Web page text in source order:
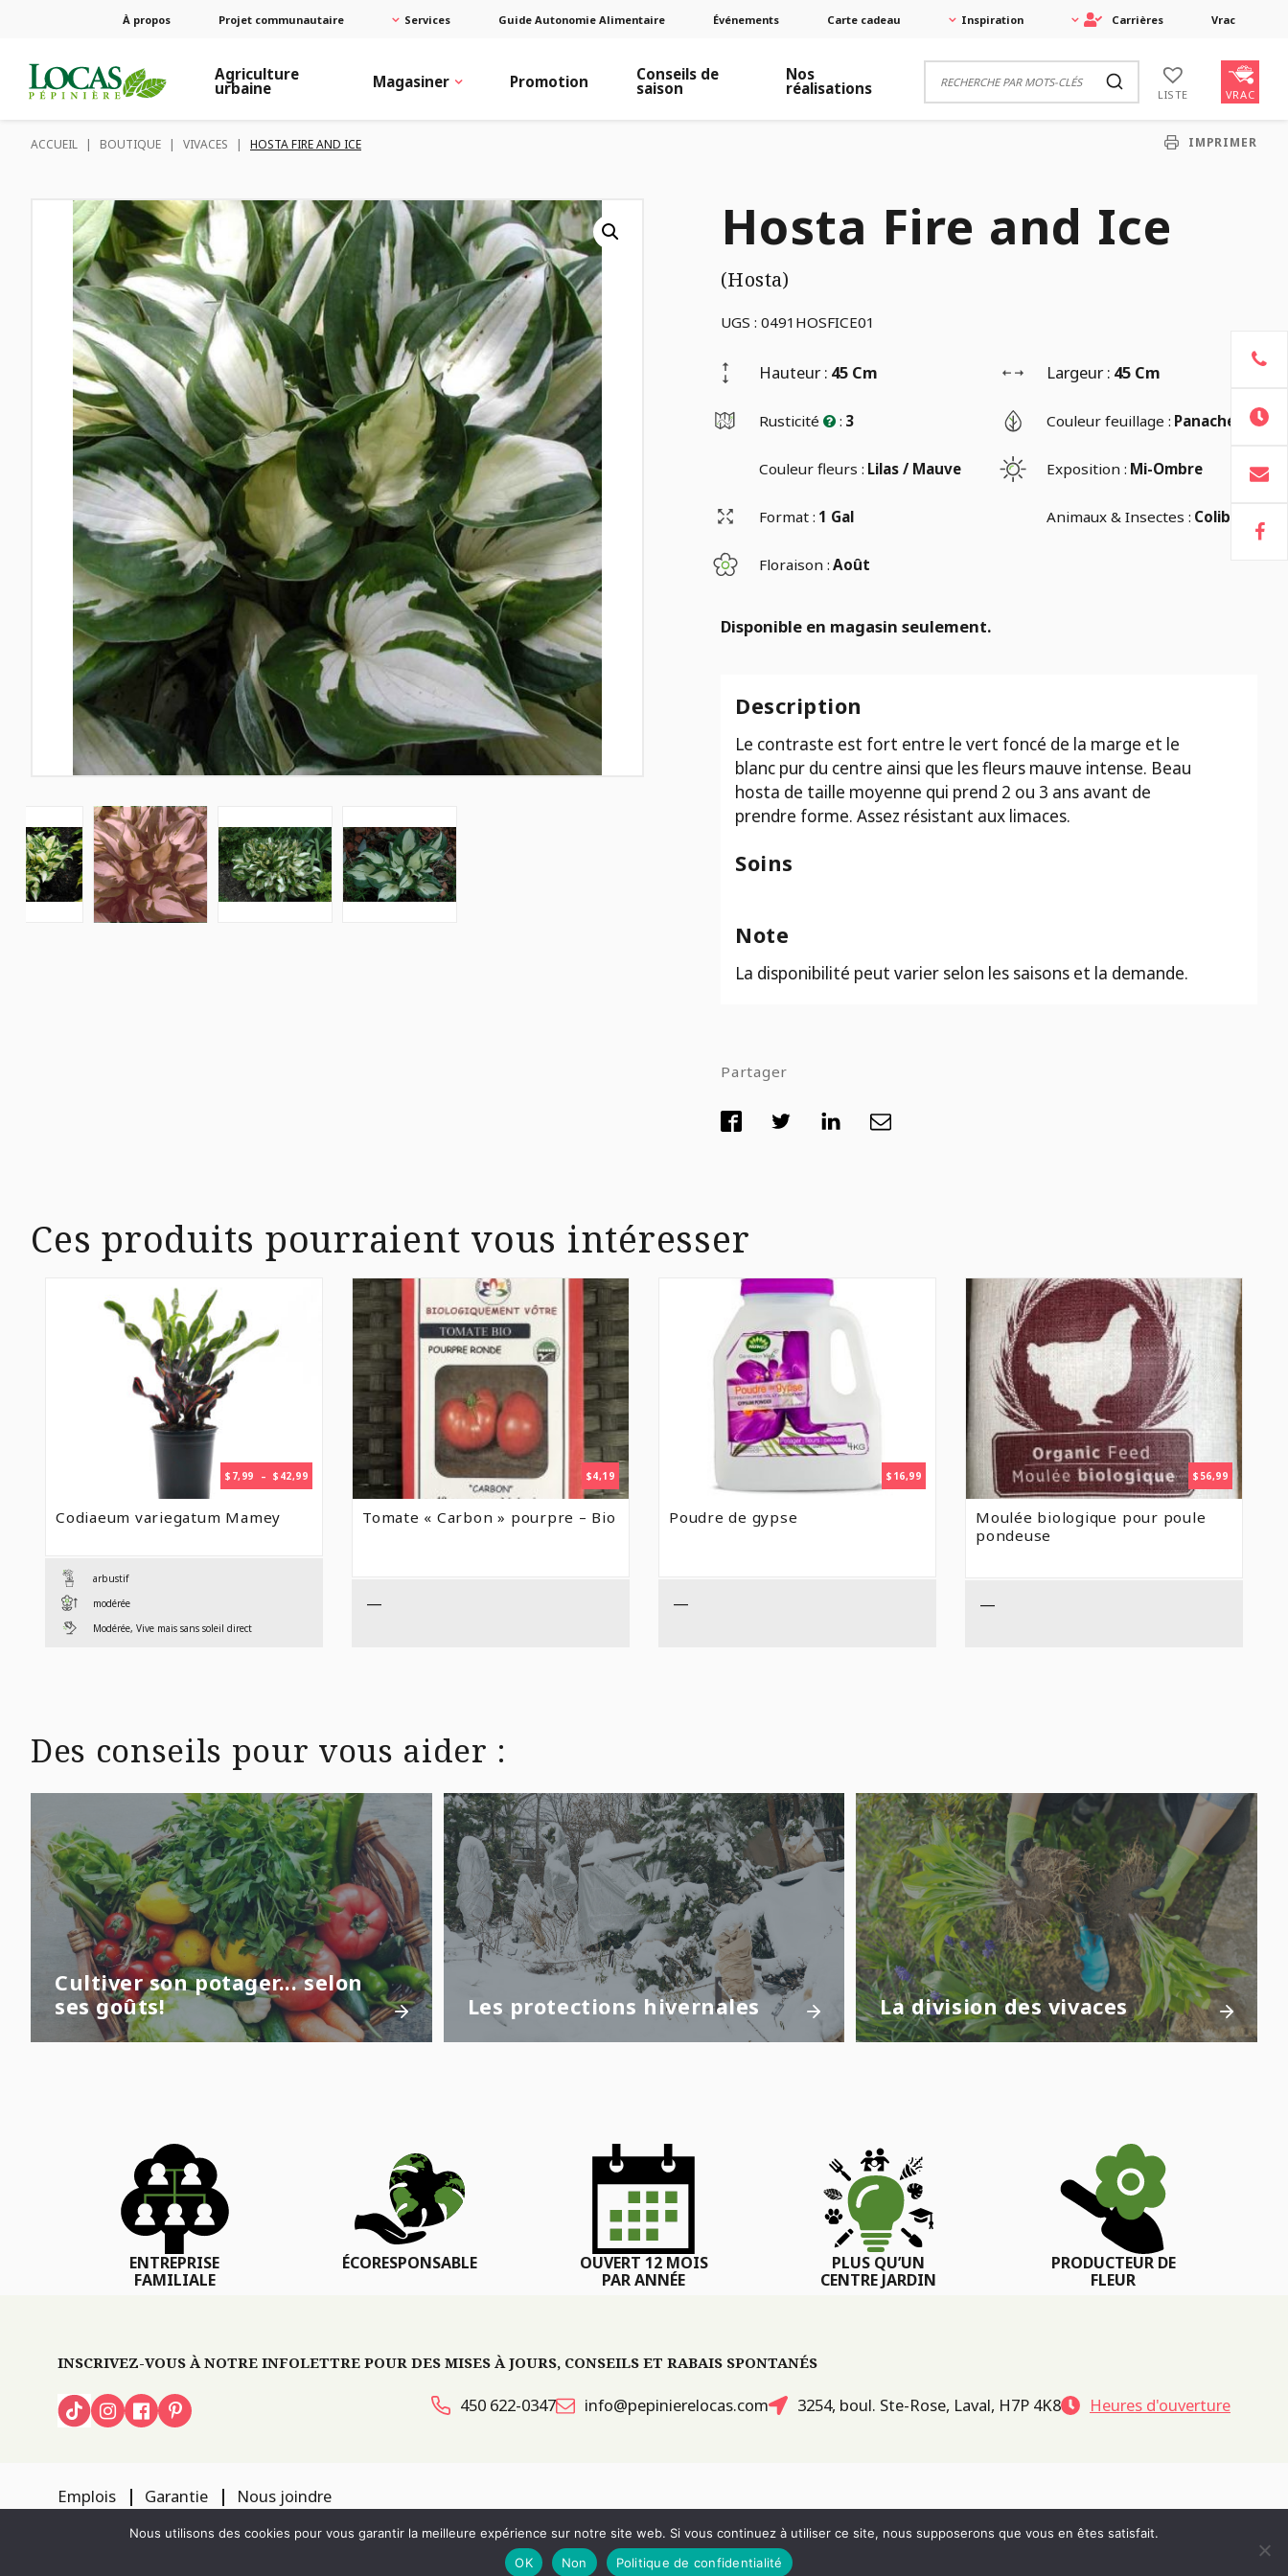
À propos Projet communautaire Services Guide Autonomie Alimentaire Événements Carte cadeau Inspiration Carrières Vrac
Agriculture
urbaine Magasiner Promotion Conseils de
saison
Nos
réalisations LISTE VRAC
ACCUEIL | BOUTIQUE | VIVACES | HOSTA FIRE AND ICE IMPRIMER
Hosta Fire and Ice
(Hosta)
UGS : 0491HOSFICE01
Hauteur : 45 Cm Largeur : 45 Cm
Rusticité : 3 Couleur feuillage : Panaché
Couleur fleurs : Lilas / Mauve Exposition : Mi-Ombre
Format : 1 Gal Animaux & Insectes : Colibris
Floraison : Août
Disponible en magasin seulement.
Description
Le contraste est fort entre le vert foncé de la marge et le
blanc pur du centre ainsi que les fleurs mauve intense. Beau
hosta de taille moyenne qui prend 2 ou 3 ans avant de
prendre forme. Assez résistant aux limaces.
Soins
Note
La disponibilité peut varier selon les saisons et la demande.
Partager
Ces produits pourraient vous intéresser
$ 7,99 – $ 42,99PLAGE
DE
Codiaeum variegatum Mamey
arbustif
modérée
Modérée, Vive mais sans soleil direct
$4,19
Tomate « Carbon » pourpre – Bio
—
$ 16,99
Poudre de gypse
—
$ 56,99
Moulée biologique pour poule
pondeuse
—
Des conseils pour vous aider :
Cultiver son potager... selon
ses goûts!
Les protections hivernales La division des vivaces
ENTREPRISE
FAMILIALE
ÉCORESPONSABLE
OUVERT 12 MOIS
PAR ANNÉE
PLUS QU’UN
CENTRE JARDIN
PRODUCTEUR DE
FLEUR
INSCRIVEZ-VOUS À NOTRE INFOLETTRE POUR DES MISES À JOURS, CONSEILS ET RABAIS SPONTANÉS
450 622-0347 info@pepinierelocas.com 3254, boul. Ste-Rose, Laval, H7P 4K8 Heures d'ouverture
Emplois Garantie Nous joindre
TOUS DROITS RÉSERVÉS 2026 PÉPINIÈRE LOCAS CONCEPTION DE SITES WEB :PAR DESIGN, AGENCE WEBRÉVOQUER LE CONSENTEMENT POLITIQUE DE CONFIDENTIALITÉ
Nous utilisons des cookies pour vous garantir la meilleure expérience sur notre site web. Si vous continuez à utiliser ce site, nous supposerons que vous en êtes satisfait.
OK
Non Politique de confidentialité